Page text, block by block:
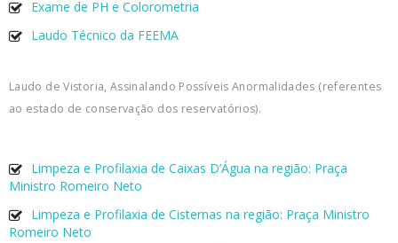
Exame de PH e Colorometria
Laudo Técnico da FEEMA
Laudo de Vistoria, Assinalando Possíveis Anormalidades (referentes
ao estado de conservação dos reservatórios).
Limpeza e Profilaxia de Caixas D’Água na região: Praça
Ministro Romeiro Neto
Limpeza e Profilaxia de Cisternas na região: Praça Ministro
Romeiro Neto